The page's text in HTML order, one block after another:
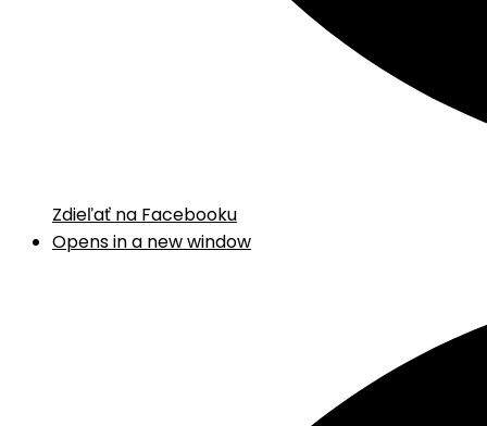
Zdieľať na Facebooku
Opens in a new window